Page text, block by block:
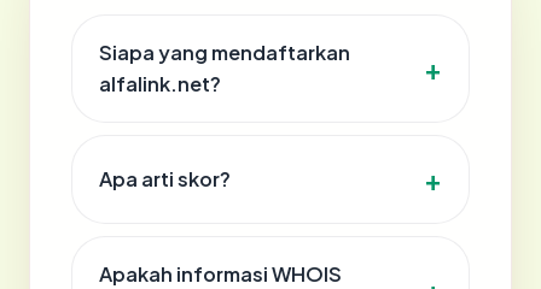
Siapa yang mendaftarkan
alfalink.net?
Apa arti skor?
Apakah informasi WHOIS